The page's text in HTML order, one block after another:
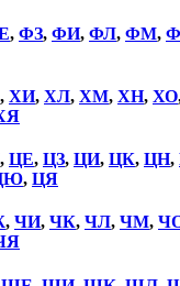
, ФЗ, ФИ, ФЛ, ФМ,
, ХИ, ХЛ, ХМ, ХН, ХО
, ЦЕ, ЦЗ, ЦИ, ЦК, ЦН,
, ЦЯ
, ЧИ, ЧК, ЧЛ, ЧМ,